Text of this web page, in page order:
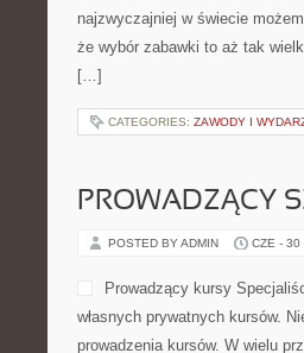
najzwyczajniej w świecie
że wybór zabawki to aż tak
[…]
CATEGORIES: ZAWODY I
PROWADZĄCY
POSTED BY ADMIN CZE - 30
Prowadzący kursy
własnych prywatnych kursów.
prowadzenia kursów. W wielu